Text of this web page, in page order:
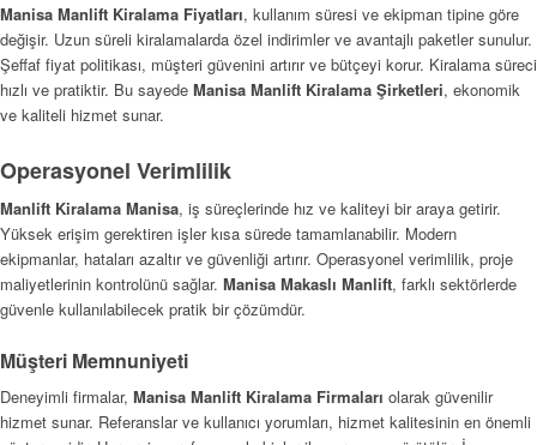
Manisa Manlift Kiralama Fiyatları, kullanım süresi ve ekipman tipine göre
değişir. Uzun süreli kiralamalarda özel indirimler ve avantajlı paketler sunulur.
Şeffaf fiyat politikası, müşteri güvenini artırır ve bütçeyi korur. Kiralama süreci
hızlı ve pratiktir. Bu sayede Manisa Manlift Kiralama Şirketleri, ekonomik
ve kaliteli hizmet sunar.
Operasyonel Verimlilik
Manlift Kiralama Manisa, iş süreçlerinde hız ve kaliteyi bir araya getirir.
Yüksek erişim gerektiren işler kısa sürede tamamlanabilir. Modern
ekipmanlar, hataları azaltır ve güvenliği artırır. Operasyonel verimlilik, proje
maliyetlerinin kontrolünü sağlar. Manisa Makaslı Manlift, farklı sektörlerde
güvenle kullanılabilecek pratik bir çözümdür.
Müşteri Memnuniyeti
Deneyimli firmalar, Manisa Manlift Kiralama Firmaları olarak güvenilir
hizmet sunar. Referanslar ve kullanıcı yorumları, hizmet kalitesinin en önemli